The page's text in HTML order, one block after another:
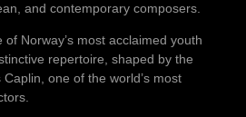
and contemporary composers.
Norway’s most acclaimed youth
repertoire, shaped by the
one of the world’s most